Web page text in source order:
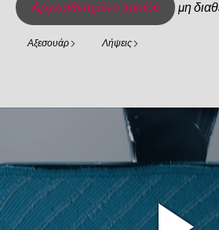
Αρχειοθετημένο προϊόν μη
Αξεσουάρ Λήψεις